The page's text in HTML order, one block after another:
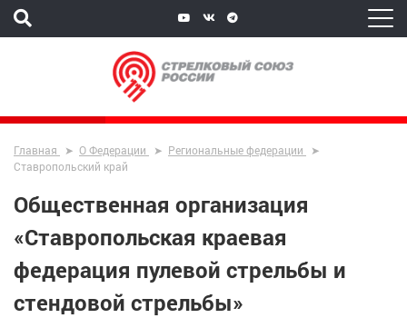
Главная О Федерации
Региональные федерации
Ставропольский край
Общественная организация
«Ставропольская краевая
федерация пулевой стрельбы и
стендовой стрельбы»